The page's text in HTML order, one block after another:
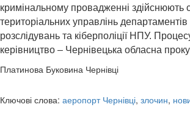
кримінальному провадженні здійснюють
територіальних управлінь департаментів
розслідувань та кіберполіції НПУ.
керівництво – Чернівецька обласна
Платинова Буковина Чернівці
Ключові слова: аеропорт Чернівці, злочин,